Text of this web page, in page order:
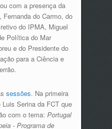
com a presença da
Fernanda do Carmo, do
do IPMA, Miguel
Política do Mar
e do Presidente do
para a Ciência e
sessões. Na primeira
Serina da FCT que
com o tema: Portugal
- Programa de